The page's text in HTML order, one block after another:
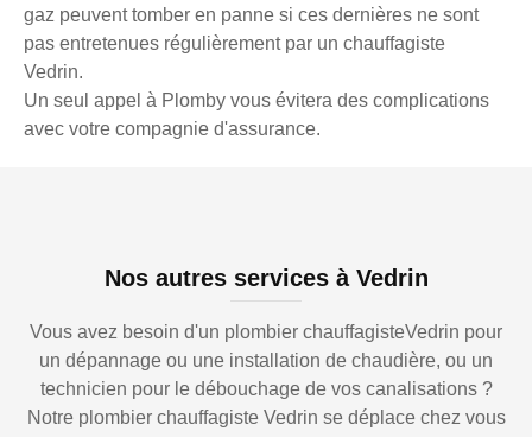
gaz peuvent tomber en panne si ces dernières ne sont
pas entretenues régulièrement par un chauffagiste
Vedrin.
Un seul appel à Plomby vous évitera des complications
avec votre compagnie d'assurance.
Nos autres services à Vedrin
Vous avez besoin d'un plombier chauffagisteVedrin pour
un dépannage ou une installation de chaudière, ou un
technicien pour le débouchage de vos canalisations ?
Notre plombier chauffagiste Vedrin se déplace chez vous